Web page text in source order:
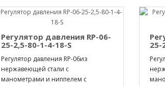
Регулятор давления RP-06-
25-2,5-80-1-4-18-S
Регулятор давления RP-06из
нержавеющей стали с
манометрами и ниппелем с
25-